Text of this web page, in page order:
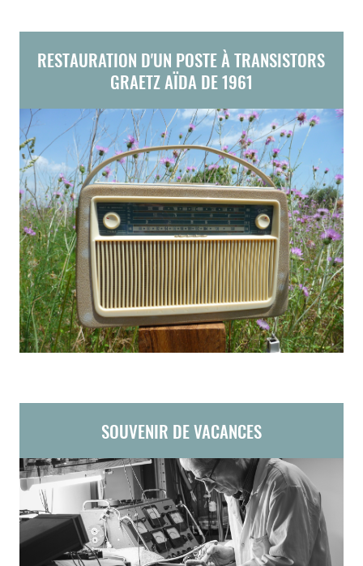
RESTAURATION D'UN POSTE À TRANSISTORS
GRAETZ AÏDA DE 1961
SOUVENIR DE VACANCES